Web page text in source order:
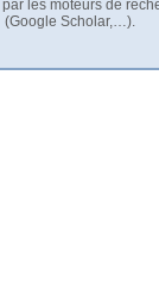
les moteurs de
(Google Scholar,…).